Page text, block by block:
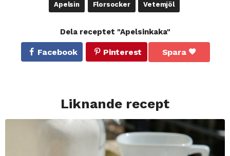
Apelsin Florsocker Vetemjöl
Dela receptet "Apelsinkaka"
Facebook Pinterest Spara
Liknande recept